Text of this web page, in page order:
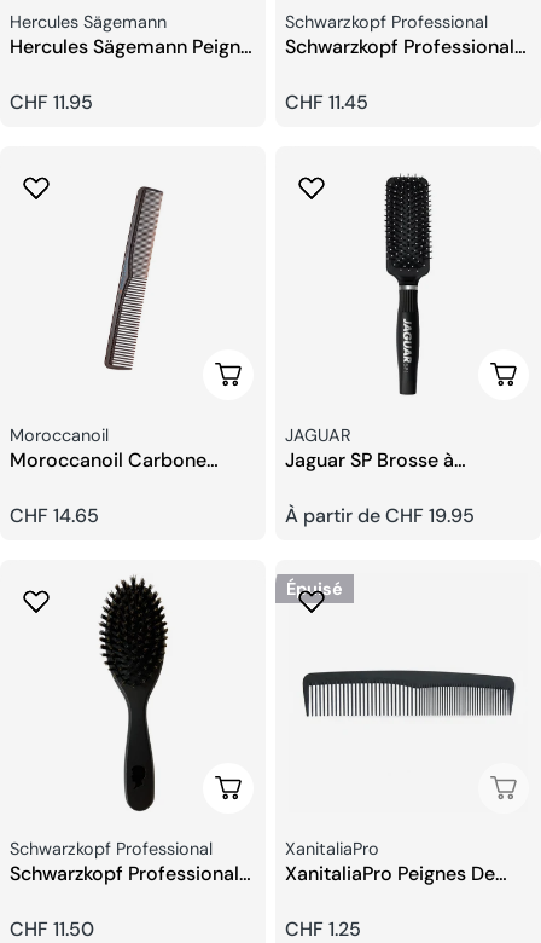
Fournisseur:
Hercules Sägemann
Hercules Sägemann Peigne
Prix
CHF 11.95
Fournisseur:
Schwarzkopf Professional
Schwarzkopf Professional
Prix
CHF 11.45
Choisissez Les Options
Fournisseur:
Moroccanoil
Moroccanoil Carbone
Prix
CHF 14.65
Fournisseur:
JAGUAR
Jaguar SP Brosse à
Prix
habituel
À partir de CHF 19.95
Ajouter Au Panier
Fournisseur:
Schwarzkopf Professional
Schwarzkopf Professional
Prix
CHF 11.50
Épuisé
Fournisseur:
XanitaliaPro
XanitaliaPro Peignes De
Prix
CHF 1.25